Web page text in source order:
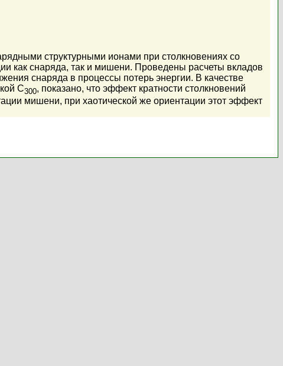
структурными ионами при столкновениях со
как снаряда, так и мишени. Проведены расчеты вкладов
снаряда в процессы потерь энергии. В качестве
C300, показано, что эффект кратности столкновений
мишени, при хаотической же ориентации этот эффект